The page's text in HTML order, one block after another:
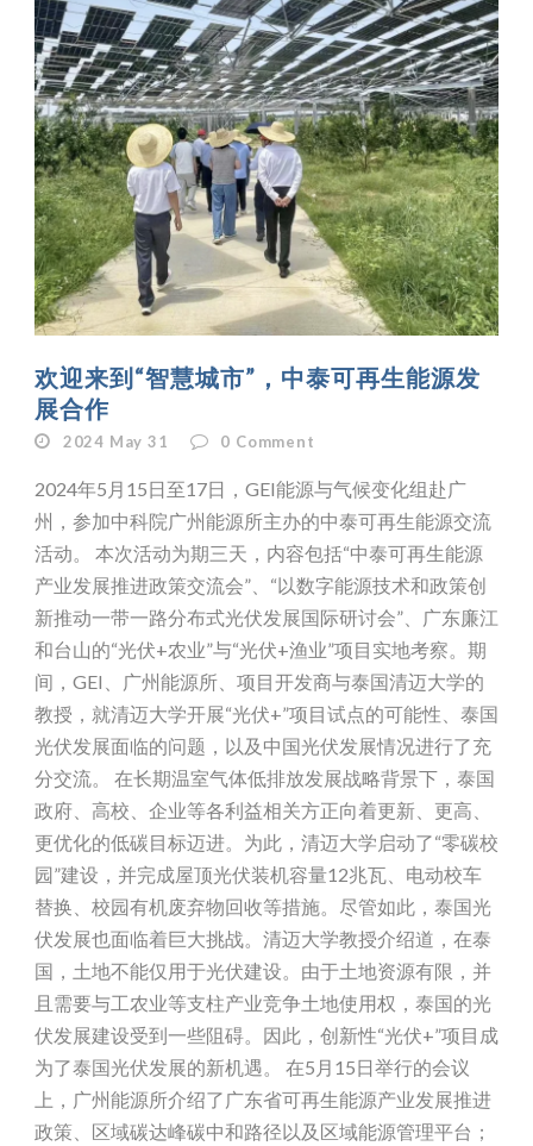
欢迎来到“智慧城市”，中泰可再生能源发
展合作
2024 May 31 0 Comment
2024年5月15日至17日，GEI能源与气候变化组赴广
州，参加中科院广州能源所主办的中泰可再生能源交流
活动。 本次活动为期三天，内容包括“中泰可再生能源
产业发展推进政策交流会”、“以数字能源技术和政策创
新推动一带一路分布式光伏发展国际研讨会”、广东廉江
和台山的“光伏+农业”与“光伏+渔业”项目实地考察。期
间，GEI、广州能源所、项目开发商与泰国清迈大学的
教授，就清迈大学开展“光伏+”项目试点的可能性、泰国
光伏发展面临的问题，以及中国光伏发展情况进行了充
分交流。 在长期温室气体低排放发展战略背景下，泰国
政府、高校、企业等各利益相关方正向着更新、更高、
更优化的低碳目标迈进。为此，清迈大学启动了“零碳校
园”建设，并完成屋顶光伏装机容量12兆瓦、电动校车
替换、校园有机废弃物回收等措施。尽管如此，泰国光
伏发展也面临着巨大挑战。清迈大学教授介绍道，在泰
国，土地不能仅用于光伏建设。由于土地资源有限，并
且需要与工农业等支柱产业竞争土地使用权，泰国的光
伏发展建设受到一些阻碍。因此，创新性“光伏+”项目成
为了泰国光伏发展的新机遇。 在5月15日举行的会议
上，广州能源所介绍了广东省可再生能源产业发展推进
政策、区域碳达峰碳中和路径以及区域能源管理平台；